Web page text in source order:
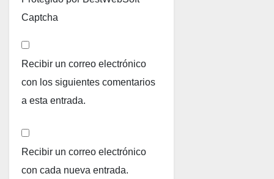
Captcha
Recibir un correo electrónico
con los siguientes comentarios
a esta entrada.
Recibir un correo electrónico
con cada nueva entrada.